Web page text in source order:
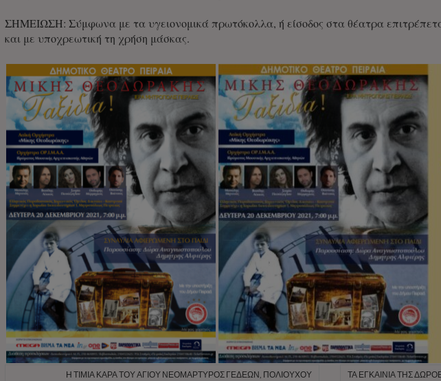
ΣΗΜΕΙΩΣΗ: Σύμφωνα με τα υγειονομικά πρωτόκολλα, ή είσοδος στα θέατρα
και με υποχρεωτική τη χρήση μάσκας.
Η ΤΙΜΊΑ ΚΆΡΑ ΤΟΥ ΑΓΊΟΥ ΝΕΟΜΆΡΤΥΡΟΣ ΓΕΔΕΏΝ, ΠΟΛΙΟΎΧΟΥ
ΤΑ ΕΓΚΑΊΝΙΑ ΤΗΣ